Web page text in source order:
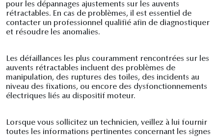
pour les dépannages ajustements sur les auvents
rétractables. En cas de problèmes, il est essentiel de
contacter un professionnel qualifié afin de diagnostiquer
et résoudre les anomalies.
Les défaillances les plus couramment rencontrées sur les
auvents rétractables incluent des problèmes de
manipulation, des ruptures des toiles, des incidents au
niveau des fixations, ou encore des dysfonctionnements
électriques liés au dispositif moteur.
Lorsque vous sollicitez un technicien, veillez à lui fournir
toutes les informations pertinentes concernant les signes